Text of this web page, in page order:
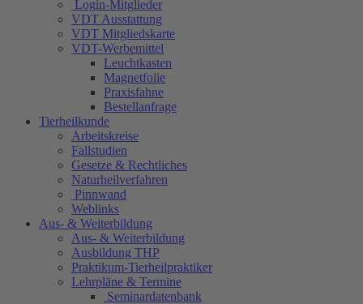
Login-Mitglieder
VDT Ausstattung
VDT Mitgliedskarte
VDT-Werbemittel
Leuchtkasten
Magnetfolie
Praxisfahne
Bestellanfrage
Tierheilkunde
Arbeitskreise
Fallstudien
Gesetze & Rechtliches
Naturheilverfahren
Pinnwand
Weblinks
Aus- & Weiterbildung
Aus- & Weiterbildung
Ausbildung THP
Praktikum-Tierheilpraktiker
Lehrpläne & Termine
Seminardatenbank